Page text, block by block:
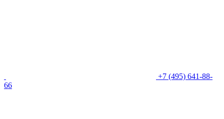
+7 (495) 641-88-
66